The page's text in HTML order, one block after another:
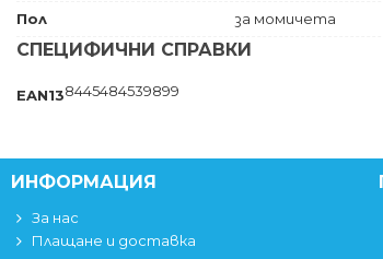
Пол
за момичета
СПЕЦИФИЧНИ СПРАВКИ
EAN138445484539899
ИНФОРМАЦИЯ
За нас
Плащане и доставка